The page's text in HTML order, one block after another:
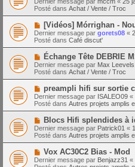
g
e
e
s
s
a
g
e
u
v
e
u
m
e
s
a
g
Posté dans Achat / Vente / Troc
N
o
u
v
e
a
u
m
e
s
s
a
g
e
[Vidéos] Mórrighan -
Dernier message par gorets08 «
Posté dans Café discut'
N
o
u
v
u
m
e
s
a
g
e
Échange Tête DEBRIE
Dernier message par Max Leevels
Posté dans Achat / Vente / Troc
N
o
u
v
e
a
u
m
e
s
s
a
preampli hifi sur sortie
Dernier message par ISALEO09 «
Posté dans Autres projets amplis
N
o
u
v
e
u
Blocs Hifi splendides à
Dernier message par Patrick01 «
Posté dans Autres projets amplis
N
o
u
Vox AC30C2 Bias - Mod
Dernier message par Benjazz31 «